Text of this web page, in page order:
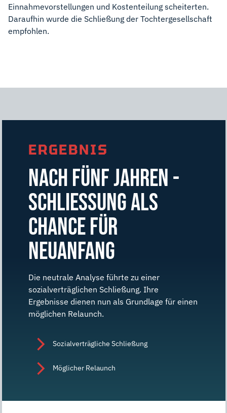
Einnahmevorstellungen und Kostenteilung scheiterten.
Daraufhin wurde die Schließung der Tochtergesellschaft
empfohlen.
ERGEBNIS
NACH FÜNF JAHREN -
SCHLIESSUNG ALS C
HANCE FÜR N
EUANFANG
Die neutrale Analyse führte zu einer
sozialverträglichen Schließung. Ihre
Ergebnisse dienen nun als Grundlage für einen
möglichen Relaunch.
Sozialverträgliche Schließung
Möglicher Relaunch